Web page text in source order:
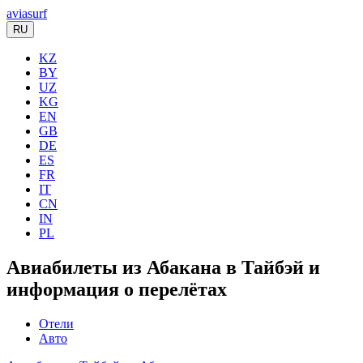
aviasurf
RU
KZ
BY
UZ
KG
EN
GB
DE
ES
FR
IT
CN
IN
PL
Авиабилеты из Абакана в Тайбэй и
информация о перелётах
Отели
Авто